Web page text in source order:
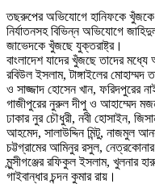
তছরুপের অভিযোগে হানিফকে খুঁজকে
নির্যাতনসহ বিভিন্ন অভিযোগে
জাভেদকে খুঁজছে যুক্তরাষ্ট্র।
বাংলাদেশ যাদের খুঁজছে তাদের
রবিউল ইসলাম, টাঙ্গাইলের
ও সাজ্জাদ হোসেন খান, ফরিদপুরের
গাজীপুরের নুরুল দীপু ও আহাম্মেদ
ঢাকার নুর চৌধুরী, নবী হোসাইন,
আহমেদ, সালাউদ্দিন মিন্টু, নাজমুল
চট্টগ্রামের আমিনুর রসুল,
মুন্সীগঞ্জের রফিকুল ইসলাম, খুলনার
গাইবান্ধার চন্দন কুমার রায়।